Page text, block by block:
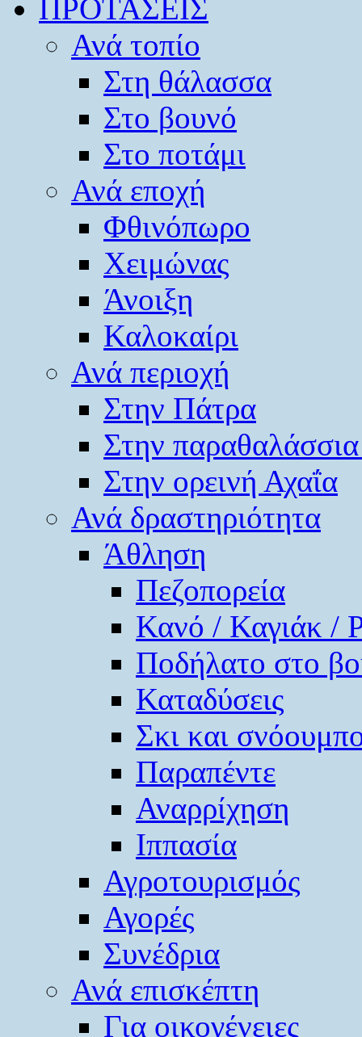
ΠΡΟΤΑΣΕΙΣ
Ανά τοπίο
Στη θάλασσα
Στο βουνό
Στο ποτάμι
Ανά εποχή
Φθινόπωρο
Χειμώνας
Άνοιξη
Καλοκαίρι
Ανά περιοχή
Στην Πάτρα
Στην
Στην ορεινή Αχαΐα
Ανά δραστηριότητα
Άθληση
Πεζοπορεία
Κανό / Καγιάκ /
Ποδήλατο στο
Καταδύσεις
Σκι και
Παραπέντε
Αναρρίχηση
Ιππασία
Αγροτουρισμός
Αγορές
Συνέδρια
Ανά επισκέπτη
Για οικογένειες